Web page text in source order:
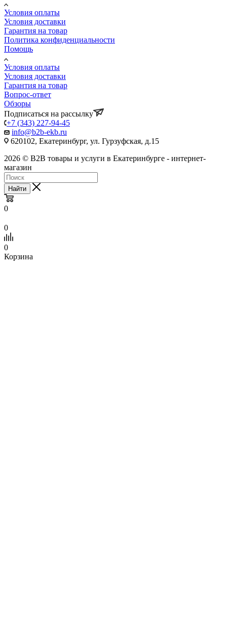
Условия оплаты
Условия доставки
Гарантия на товар
Политика конфиденциальности
Помощь
Условия оплаты
Условия доставки
Гарантия на товар
Вопрос-ответ
Обзоры
Подписаться на рассылку
+7 (343) 227-94-45
info@b2b-ekb.ru
620102, Екатеринбург, ул. Гурзуфская, д.15
2026 © B2B товары и услуги в Екатеринбурге - интернет-
магазин
Найти
0
0
0
Корзина